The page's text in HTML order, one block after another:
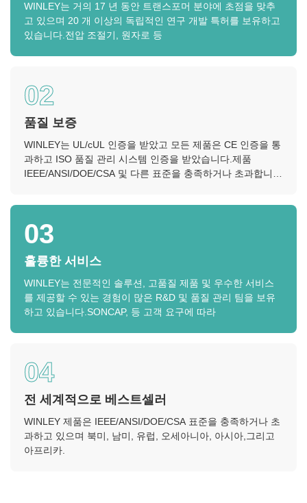
WINLEY는 거의 17 년 동안 트랜스포머 분야에 초점을 맞추
고 있으며 20 개 이상의 독립적인 연구 개발 특허를 보유하고
있습니다.전압 조절기, 원자로 등
02
품질 보증
WINLEY는 UL/cUL 인증을 받았고 모든 제품은 CE 인증을 통
과하고 ISO 품질 관리 시스템 인증을 받았습니다.제품
IEEE/ANSI/DOE/CSA 및 다른 표준을 충족하거나 초과합니
03
훌륭한 서비스
WINLEY는 전문적인 솔루션, 고품질 제품 및 우수한 서비스
를 제공할 수 있는 경험이 많은 R&D 및 품질 관리 팀을 보유
하고 있습니다.SONCAP, 등 고객 요구에 따라
04
전 세계적으로 베스트셀러
WINLEY 제품은 IEEE/ANSI/DOE/CSA 표준을 충족하거나 초
과하고 있으며 북미, 남미, 유럽, 오세아니아, 아시아,그리고
아프리카.